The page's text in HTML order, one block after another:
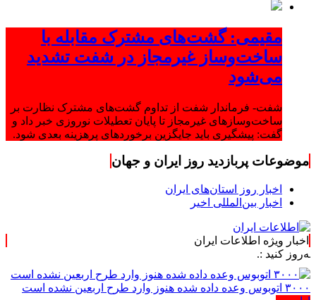
مقیمی: گشت‌های مشترک مقابله با
ساخت‌وساز غیرمجاز در شفت تشدید
می‌شود
شفت- فرماندار شفت از تداوم گشت‌های مشترک نظارت بر
ساخت‌وسازهای غیرمجاز تا پایان تعطیلات نوروزی خبر داد و
گفت: پیشگیری باید جایگزین برخوردهای پرهزینه بعدی شود.
موضوعات پربازدید روز ایران و جهان
اخبار روز استان‌های ایران
اخبار بین‌المللی اخیر
اخبار ویژه اطلاعات ایران
:.
۳۰۰۰ اتوبوس وعده داده شده هنوز وارد طرح اربعین نشده است